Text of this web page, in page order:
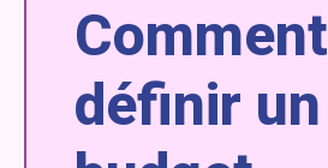
Comment
définir un